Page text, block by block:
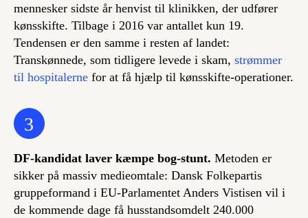
mennesker sidste år henvist til klinikken, der udfører
kønsskifte. Tilbage i 2016 var antallet kun 19.
Tendensen er den samme i resten af landet:
Transkønnede, som tidligere levede i skam, strømmer
til hospitalerne for at få hjælp til kønsskifte-operationer.
3
DF-kandidat laver kæmpe bog-stunt. Metoden er
sikker på massiv medieomtale: Dansk Folkepartis
gruppeformand i EU-Parlamentet Anders Vistisen vil i
de kommende dage få husstandsomdelt 240.000